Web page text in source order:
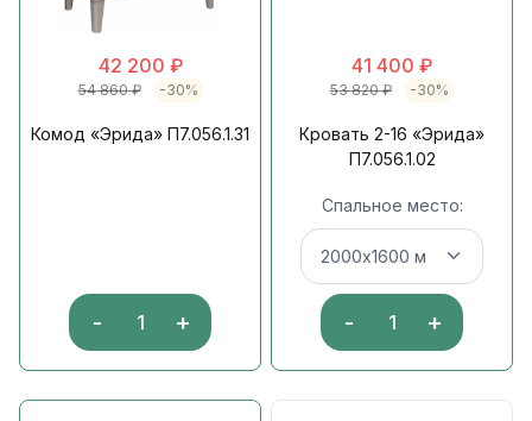
42 200 ₽
54 860₽ -30%
Комод «Эрида» П7.056.1.31
- +
41 400 ₽
53 820₽ -30%
Кровать 2-16 «Эрида»
П7.056.1.02
Спальное место:
- +